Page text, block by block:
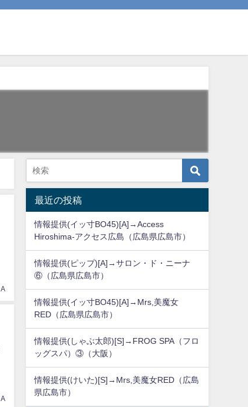
A
A
最近の投稿
情報提供(イッ寸BO45)[A]→Access
Hiroshima-アクセス広島（広島県広島市）
情報提供(ピップ)[A]→サロン・ド・ニーナ
⑥（広島県広島市）
情報提供(イッ寸BO45)[A]→Mrs,美魔女
RED（広島県広島市）
情報提供(しゃぶ太郎)[S]→FROG SPA（フロ
ッグスパ）③（大阪）
情報提供(けいた)[S]→Mrs,美魔女RED（広島
県広島市）